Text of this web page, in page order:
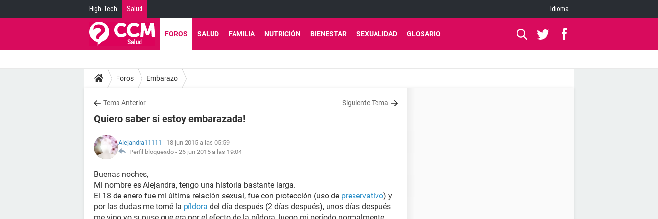
High-Tech Salud Idioma
FOROS SALUD FAMILIA NUTRICIÓN BIENESTAR SEXUALIDAD GLOSARIO
Foros Embarazo
Tema Anterior Siguiente Tema
Quiero saber si estoy embarazada!
Alejandra11111 - 18 jun 2015 a las 05:59
Perfil bloqueado - 26 jun 2015 a las 19:04
Buenas noches,
Mi nombre es Alejandra, tengo una historia bastante larga.
El 18 de enero fue mi última relación sexual, fue con protección (uso de preservativo) y
por las dudas me tomé la píldora del día después (2 días después), unos días después